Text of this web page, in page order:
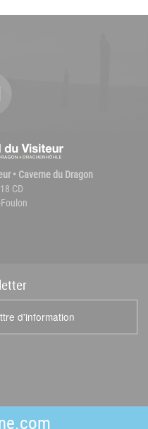
• Caverne du Dragon
CD
letter
d'information